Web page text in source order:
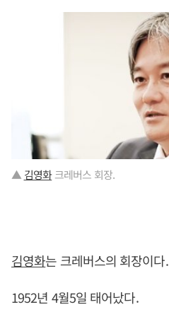
▲ 김영화크레버스 회장.
김영화는 크레버스의 회장이다.
1952년 4월5일 태어났다.